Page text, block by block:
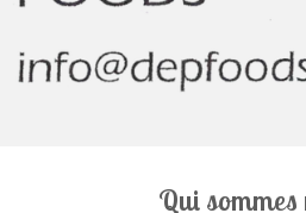
Qui sommes